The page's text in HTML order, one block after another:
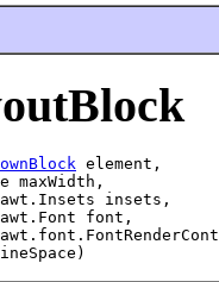
element,
maxWidth,
insets,
font,